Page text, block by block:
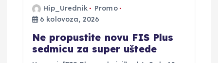
Hip_Urednik
Promo
6 kolovoza, 2026
Ne propustite novu FIS Plus
sedmicu za super uštede